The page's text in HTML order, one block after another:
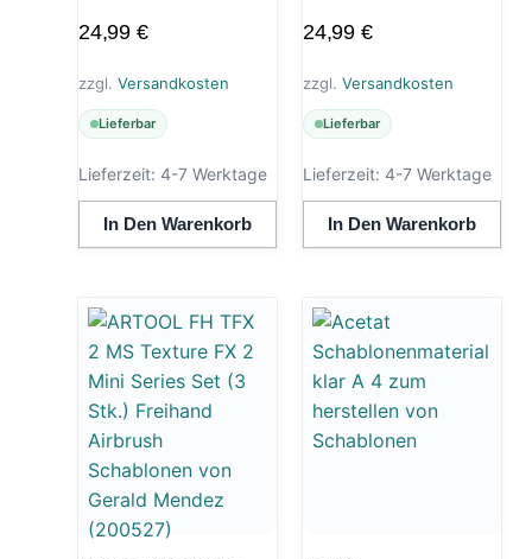
24,99 €
zzgl. Versandkosten
Lieferbar
Lieferzeit: 4-7 Werktage
In Den Warenkorb
24,99 €
zzgl. Versandkosten
Lieferbar
Lieferzeit: 4-7 Werktage
In Den Warenkorb